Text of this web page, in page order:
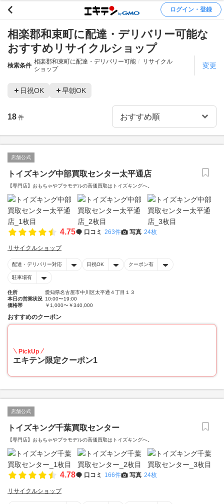
ログイン・登録
相楽郡和束町に配達・デリバリー可能な
おすすめリサイクルショップ
検索条件
相楽郡和束町に配達・デリバリー可能
リサイクル
ショップ
変更
日祝OK 早朝OK
18 件
店舗公式
トイズキング中部買取センター太平通店
【専門店】おもちゃやプラモデルの高価買取はトイズキングへ。‎
4.75 口コミ 263件 写真 24枚
リサイクルショップ
配達・デリバリー対応 日祝OK クーポン有
駐車場有
住所
愛知県名古屋市中川区太平通４丁目１３
本日の営業状況 10:00〜19:00
価格帯
￥1,000〜￥340,000
おすすめのクーポン
PickUp
エキテン限定クーポン1
店舗公式
トイズキング千葉買取センター
【専門店】おもちゃやプラモデルの高価買取はトイズキングへ。‎
4.78 口コミ 166件 写真 24枚
リサイクルショップ